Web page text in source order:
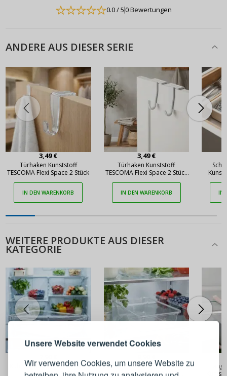
Unsere Website verwendet Cookies
Wir verwenden Cookies, um unsere Website zu
0.0/ 50 Bewertungen
ANDERE AUS DIESER SERIE
3,49 €
Türhaken Kunststoff
TESCOMA Flexi Space 2 Stück
IN DEN WARENKORB
3,49 €
Türhaken Kunststoff
TESCOMA Flexi Space 2 Stück
IN DEN WARENKORB IN
WEITERE PRODUKTE AUS DIESER
KATEGORIE
Kühlschrank-Organizer aus
Kunststoff COLD
Kühlschrank-Organizer aus
Kunststoff ORGANIZED
ANMELDEN REGISTRIEREN
Melden Sie sich bei Ihrem